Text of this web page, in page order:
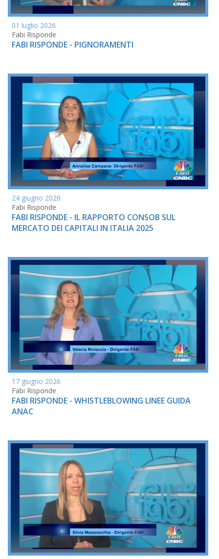
01 luglio 2026
Fabi Risponde
FABI RISPONDE - PIGNORAMENTI
24 giugno 2026
Fabi Risponde
FABI RISPONDE - IL RAPPORTO CONSOB SUL
MERCATO DEI CAPITALI IN ITALIA 2025
17 giugno 2026
Fabi Risponde
FABI RISPONDE - WHISTLEBLOWING LINEE GUIDA
ANAC